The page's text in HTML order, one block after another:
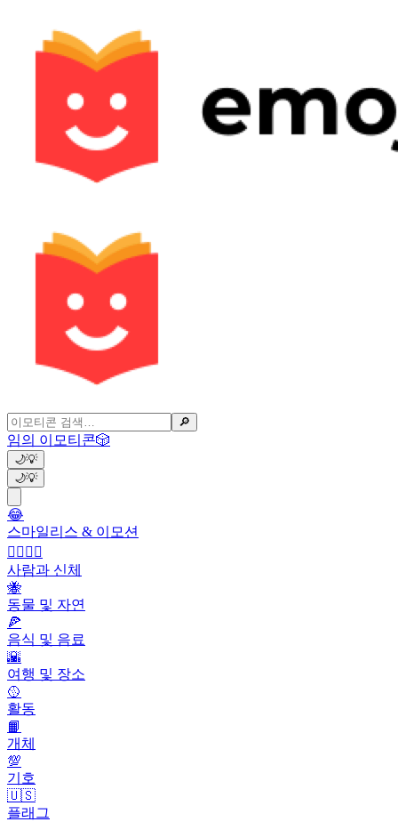
🔎
임의 이모티콘🎲
🌙💡
🌙💡
😂
스마일리스 & 이모션
👩‍❤️‍💋‍👨
사람과 신체
🐝
동물 및 자연
🍕
음식 및 음료
🌇
여행 및 장소
🥎
활동
📙
개체
💯
기호
🇺🇸
플래그